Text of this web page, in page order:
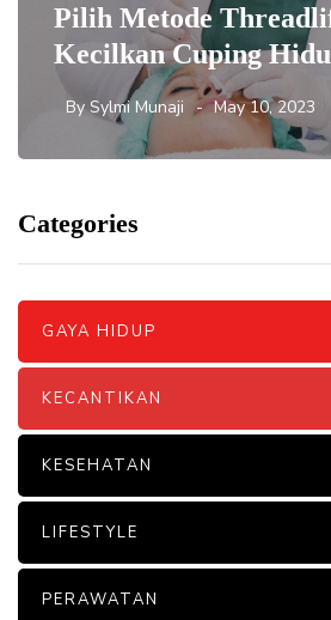
Pilih Metode
Kecilkan Cuping
By Sylmi Munaji May 10, 2023
Categories
GAYA HIDUP
KECANTIKAN
KESEHATAN
LIFESTYLE
PERAWATAN